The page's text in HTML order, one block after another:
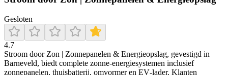
Gesloten
4.7
Stroom door Zon | Zonnepanelen & Energieopslag, gevestigd in
Barneveld, biedt complete zonne-energiesystemen inclusief
zonnepanelen, thuisbatterij, omvormer en EV‑lader. Klanten